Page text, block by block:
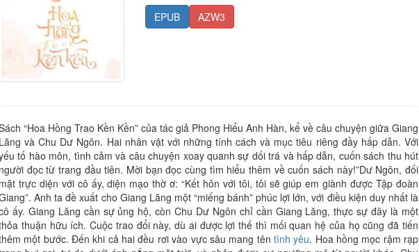
EPUB AZW3
“Hoa Hồng Trao Kền Kền” của tác giả Phong Hiểu Anh Hàn, kể về câu chuyện giữa Giang
Lăng và Chu Dư Ngôn. Hai nhân vật với những tính cách và mục tiêu riêng đầy hấp dẫn. Với
tố hào môn, tình cảm và câu chuyện xoay quanh sự dối trá và hấp dẫn, cuốn sách thu hút
người đọc từ trang đầu tiên. Mời bạn đọc cùng tìm hiểu thêm về cuốn sách này!”Dư Ngôn, đối
mặt trực diện với cô ấy, diện mạo thờ ơ: “Kết hôn với tôi, tôi sẽ giúp em giành được Tập đoàn
Anh ta đề xuất cho Giang Lăng một “miếng bánh” phúc lợi lớn, với điều kiện duy nhất là
ấy. Giang Lăng cần sự ủng hộ, còn Chu Dư Ngôn chỉ cần Giang Lăng, thực sự đây là một
thuận hữu ích. Cuộc trao đổi này, dù ai được lợi thế thì mối quan hệ của họ cũng đã tiến
một bước. Đến khi cả hai đều rơi vào vực sâu mang tên tình yêu. Hoa hồng mọc rậm rạp